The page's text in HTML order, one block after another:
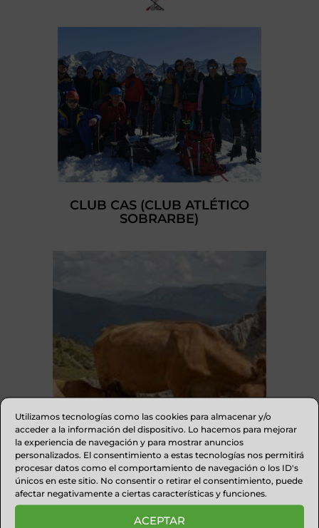
Utilizamos tecnologías como las cookies para almacenar y/o
acceder a la información del dispositivo. Lo hacemos para mejorar
la experiencia de navegación y para mostrar anuncios
personalizados. El consentimiento a estas tecnologías nos permitirá
procesar datos como el comportamiento de navegación o los ID's
únicos en este sitio. No consentir o retirar el consentimiento, puede
afectar negativamente a ciertas características y funciones.
ACEPTAR
CLUB CAS (CLUB ATLÉTICO
SOBRARBE)
ASAPI – ASOCIACIÓN ARAGONESA DE
GANADEROS DE BOVINOS DE RAZA
PIRENAICA